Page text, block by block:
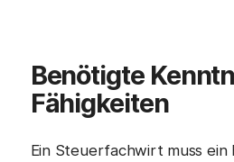
Benötigte
Fähigkeiten
Ein Steuerfachwirt muss ein